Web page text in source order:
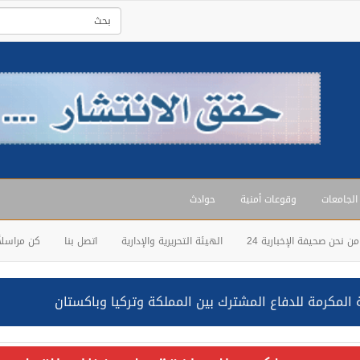
الجامعات وقوعات أمنية حوادث
من نحن صحيفة الإخبارية 24 الهيئة التحريرية والإدارية اتصل بنا كن
للدفاع المشترك بين المملكة وتركيا وباكستان
نفذنا عملية رد عسكري متناسبة لأهداف عسكرية مشروعة تابعة